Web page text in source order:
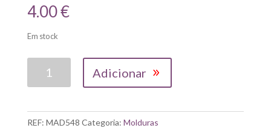
4.00€
Em stock
ABA
Adicionar
REF: MAD548 Categoria: Molduras